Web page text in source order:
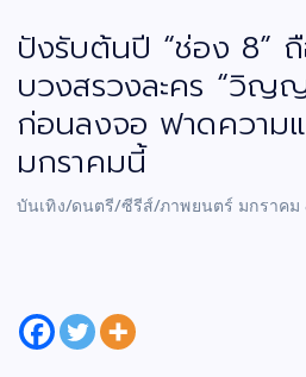
ปังรับต้นปี “ช่อง 8”
บวงสรวงละคร “วิญ
ก่อนลงจอ ฟาดความ
มกราคมนี้
บันเทิง/ดนตรี/ซีรีส์/ภาพยนตร์ มกราคม